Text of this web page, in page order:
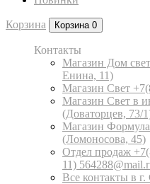
Корзина Корзина 0
Контакты
Магазин Дом
Енина, 11)
Магазин Свет
Магазин Свет в
(Доваторцев, 73/
Магазин Формула
(Ломоносова, 45)
Отдел продаж
11)
Все контакты в г.